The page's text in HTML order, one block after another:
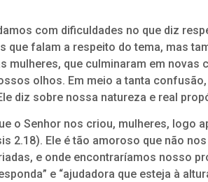
com dificuldades no que diz
que falam a respeito do tema, mas
mulheres, que culminaram em novas
olhos. Em meio a tanta
diz sobre nossa natureza e real
o Senhor nos criou, mulheres, logo
2.18). Ele é tão amoroso que não
e onde encontraríamos nosso
e “ajudadora que esteja à